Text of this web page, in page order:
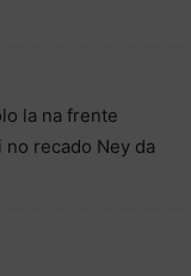
la na frente
recado Ney da